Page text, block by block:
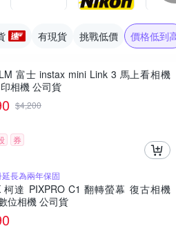
有現貨 挑戰低價 價格低到
富士 instax mini Link 3 馬上看相機
相機 公司貨
$4,200
券
長為兩年保固
柯達 PIXPRO C1 翻轉螢幕 復古相機
位相機 公司貨